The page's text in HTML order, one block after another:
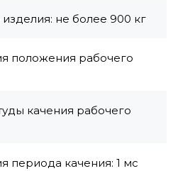
не более 900 кг
положения рабочего
качения рабочего
периода качения: 1 мс